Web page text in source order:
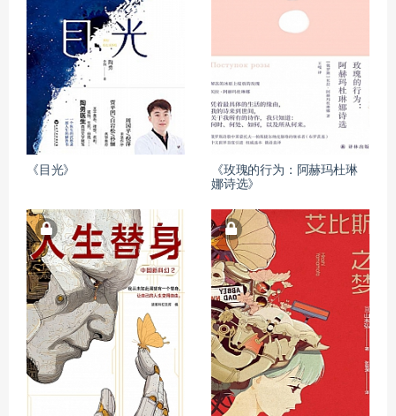
《目光》
《玫瑰的行为：阿赫玛杜琳
娜诗选》